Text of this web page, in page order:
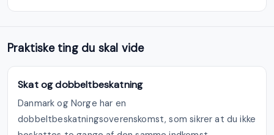
Praktiske ting du skal vide
Skat og dobbeltbeskatning
Danmark og Norge har en
dobbeltbeskatningsoverenskomst, som sikrer at du ikke